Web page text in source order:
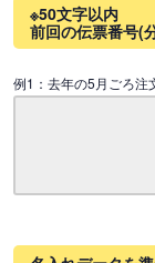
※50文字以内
前回の伝票番号(
例1：去年の5月ごろ注